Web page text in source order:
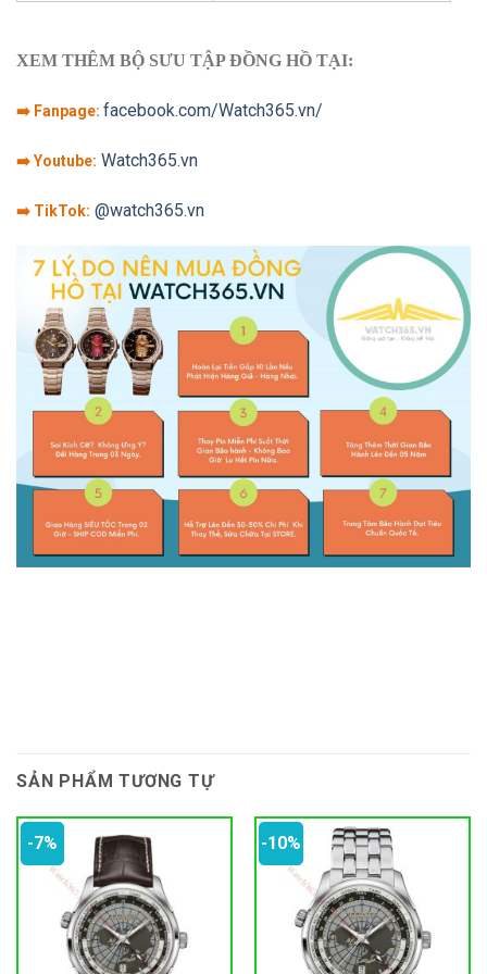
XEM THÊM BỘ SƯU TẬP ĐỒNG HỒ TẠI:
➡️ Fanpage: facebook.com/Watch365.vn/
➡️ Youtube: Watch365.vn
➡️ TikTok: @watch365.vn
SẢN PHẨM TƯƠNG TỰ
-7% -10%